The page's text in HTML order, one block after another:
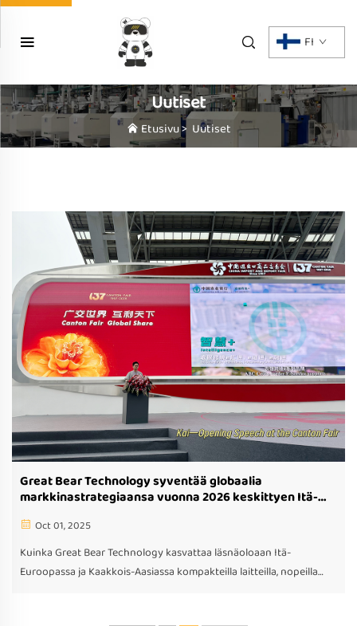
FI
Uutiset
Etusivu> Uutiset
Great Bear Technology syventää globaalia
markkinastrategiaansa vuonna 2026 keskittyen Itä-
Oct 01, 2025
Kuinka Great Bear Technology kasvattaa läsnäoloaan Itä-
Euroopassa ja Kaakkois-Aasiassa kompakteilla laitteilla, nopeilla